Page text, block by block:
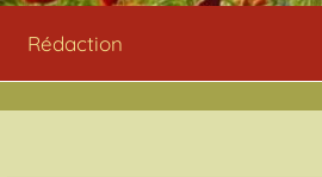
Rédaction